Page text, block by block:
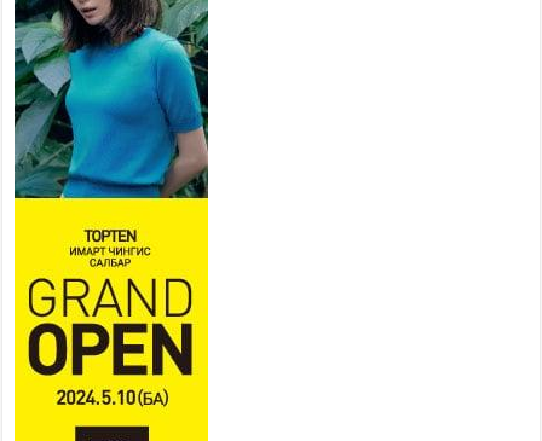
байгаа тул аюулгүй байдлаа
хангаж, үер усны аюулаас
сэрэмжлэхийг нийслэлийн
Онцгой байдлын газраас анхааруулж байна
2026 оны 7 сар 20 / 9 цаг 09 минут
311 алба хаагч, 119 техник хэрэгсэлтэй ажиллаж
үер усны аюул, болзошгүй эрсдэлээс сэргийлж
байна
Аяллаа зөв төлөвлөхийг иргэдэд зөвлөж байна
2026 оны 7 сар 16 / 11 цаг 50 минут
Үер усны болзошгүй аюулаас сэргийлж,
холбогдох байгууллагууд өндөржүүлсэн бэлэн
байдалд ажиллаж байна
2026 оны 7 сар 15 / 13 цаг 06 минут